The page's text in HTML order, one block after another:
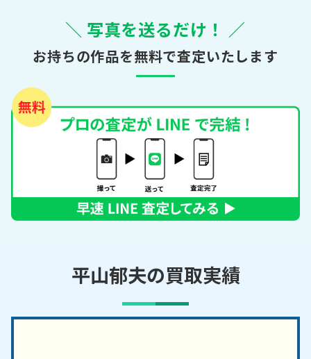
＼ 写真を送るだけ！ ／
お持ちの作品を無料で査定いたします
平山郁夫の買取実績